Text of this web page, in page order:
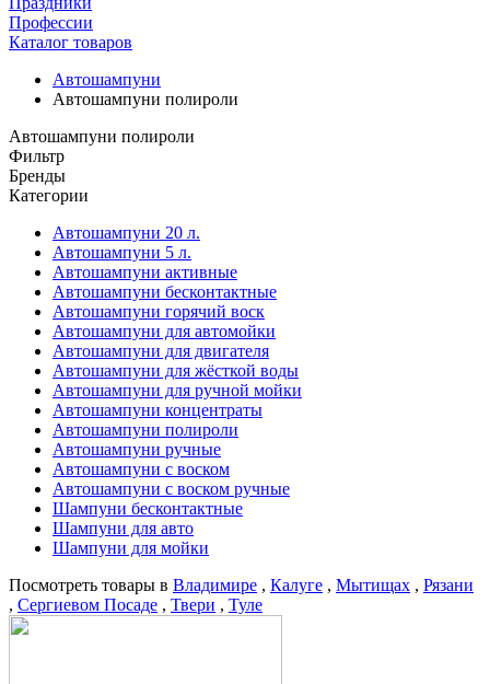
Профессии
Каталог товаров
Автошампуни
Автошампуни полироли
Автошампуни полироли
Фильтр
Бренды
Категории
Автошампуни 20 л.
Автошампуни 5 л.
Автошампуни активные
Автошампуни бесконтактные
Автошампуни горячий воск
Автошампуни для автомойки
Автошампуни для двигателя
Автошампуни для жёсткой воды
Автошампуни для ручной мойки
Автошампуни концентраты
Автошампуни полироли
Автошампуни ручные
Автошампуни с воском
Автошампуни с воском ручные
Шампуни бесконтактные
Шампуни для авто
Шампуни для мойки
Посмотреть товары в Владимире , Калуге , Мытищах , Рязани
, Сергиевом Посаде , Твери , Туле